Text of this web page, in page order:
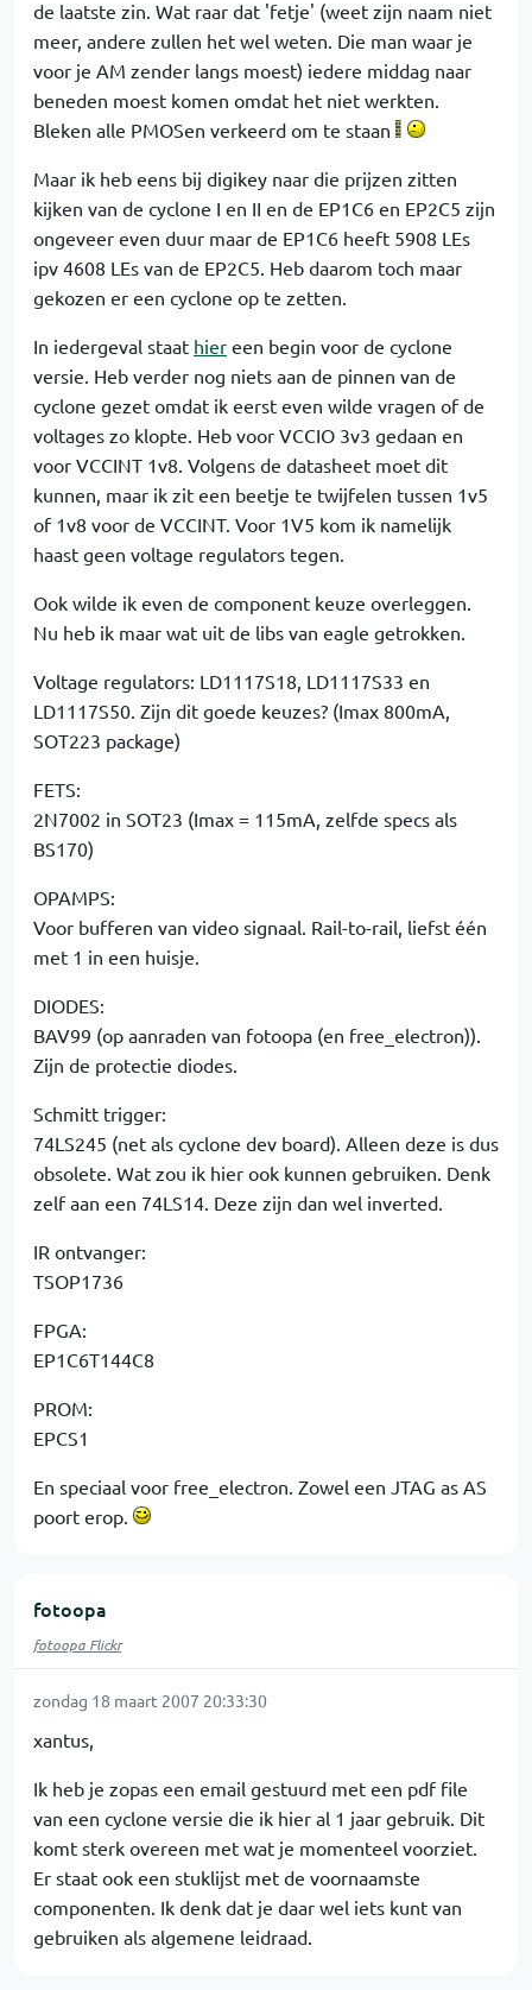
de laatste zin. Wat raar dat 'fetje' (weet zijn naam niet
meer, andere zullen het wel weten. Die man waar je
voor je AM zender langs moest) iedere middag naar
beneden moest komen omdat het niet werkten.
Bleken alle PMOSen verkeerd om te staan
Maar ik heb eens bij digikey naar die prijzen zitten
kijken van de cyclone I en II en de EP1C6 en EP2C5 zijn
ongeveer even duur maar de EP1C6 heeft 5908 LEs
ipv 4608 LEs van de EP2C5. Heb daarom toch maar
gekozen er een cyclone op te zetten.
In iedergeval staat hier een begin voor de cyclone
versie. Heb verder nog niets aan de pinnen van de
cyclone gezet omdat ik eerst even wilde vragen of de
voltages zo klopte. Heb voor VCCIO 3v3 gedaan en
voor VCCINT 1v8. Volgens de datasheet moet dit
kunnen, maar ik zit een beetje te twijfelen tussen 1v5
of 1v8 voor de VCCINT. Voor 1V5 kom ik namelijk
haast geen voltage regulators tegen.
Ook wilde ik even de component keuze overleggen.
Nu heb ik maar wat uit de libs van eagle getrokken.
Voltage regulators: LD1117S18, LD1117S33 en
LD1117S50. Zijn dit goede keuzes? (Imax 800mA,
SOT223 package)
FETS:
2N7002 in SOT23 (Imax = 115mA, zelfde specs als
BS170)
OPAMPS:
Voor bufferen van video signaal. Rail-to-rail, liefst één
met 1 in een huisje.
DIODES:
BAV99 (op aanraden van fotoopa (en free_electron)).
Zijn de protectie diodes.
Schmitt trigger:
74LS245 (net als cyclone dev board). Alleen deze is dus
obsolete. Wat zou ik hier ook kunnen gebruiken. Denk
zelf aan een 74LS14. Deze zijn dan wel inverted.
IR ontvanger:
TSOP1736
FPGA:
EP1C6T144C8
PROM:
EPCS1
En speciaal voor free_electron. Zowel een JTAG as AS
poort erop.
fotoopa
fotoopa Flickr
zondag 18 maart 2007 20:33:30
xantus,
Ik heb je zopas een email gestuurd met een pdf file
van een cyclone versie die ik hier al 1 jaar gebruik. Dit
komt sterk overeen met wat je momenteel voorziet.
Er staat ook een stuklijst met de voornaamste
componenten. Ik denk dat je daar wel iets kunt van
gebruiken als algemene leidraad.